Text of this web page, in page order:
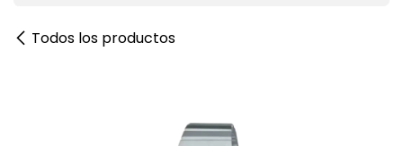
Todos los productos